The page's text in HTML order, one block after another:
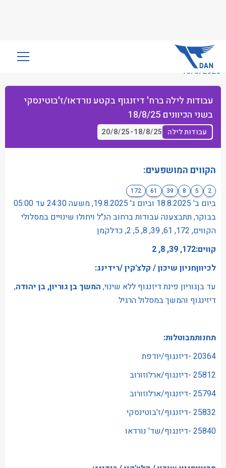
שִׂים
בְּאֲתָר
זֶה
מֻפְעֶלֶת
מַעֲרֶכֶת
נָגִישׁ
בִּקְלִיק
לִנְגִישׁוּת
הָאֲתָר.
18/8/2025
עבודות לילה ברח' דיזנגוף בקטע נורדאו/ז'בוטינסקי
בשני הכיוונים 18/8/25
עבודות לילה 18/8/25
-
20/8/25
הקווים המושפעים:
2
5
8
39
61
172
ביום ב' 18.8.2025 וביום ג' 19.8.2025, משעה 24:30 עד 05:00
בבוקר, תתבצענה עבודות ברחוב הנ"ל ויחולו שינויים במסלולי
הקווים, 172, 61, 39, 8, 5, 2, כדלקמן
קווים:172, 39, 8, 2
לכיווןחניון שיכון / קלצ'קין /רידינג:
עד בןגוריון פינת דיזנגוף ללא שינוי, המשך בן גוריון, בן יהודה,
דיזינגוף והמשך במסלול הרגיל.
תחנותמבוטלות:
20364 -דיזנגוף/יודפת
25812 -דיזנגוף/ארלוזורוב
25794 -דיזנגוף/ארלוזורוב
25832 -דיזנגוף/ז'בוטינסקי
25840 -דיזנגוף/שד' נורדאו